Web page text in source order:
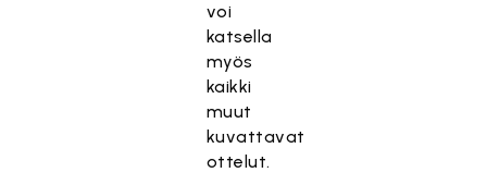
voi
katsella
myös
kaikki
muut
kuvattavat
ottelut.